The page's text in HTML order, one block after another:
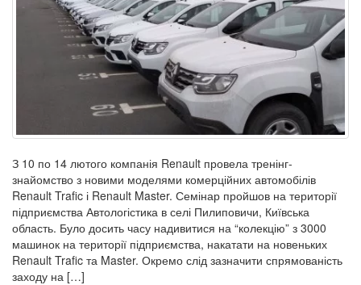
З 10 по 14 лютого компанія Renault провела тренінг-
знайомство з новими моделями комерційних автомобілів
Renault Trafic і Renault Master. Семінар пройшов на території
підприємства Автологістика в селі Пилиповичи, Київська
область. Було досить часу надивитися на “колекцію” з 3000
машинок на території підприємства, накатати на новеньких
Renault Trafic та Master. Окремо слід зазначити спрямованість
заходу на […]